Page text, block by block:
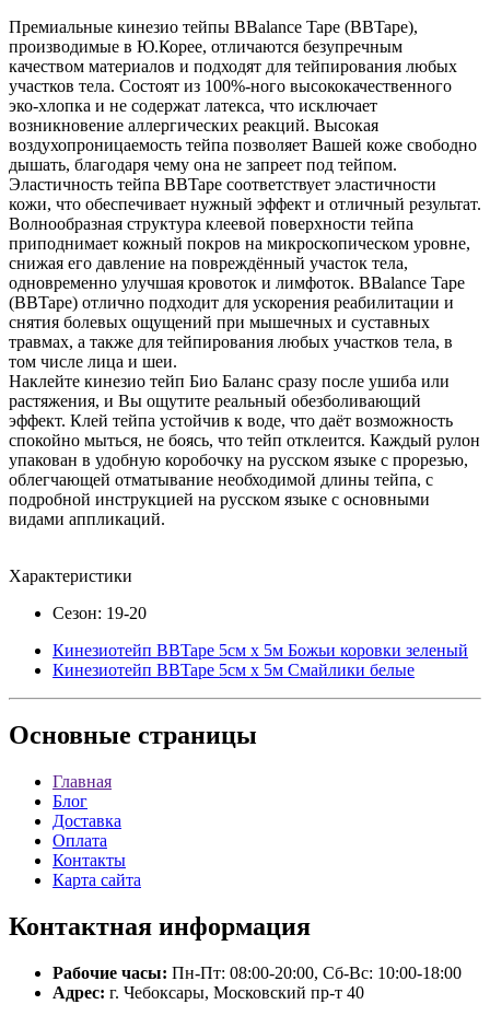
Премиальные кинезио тейпы BBalance Tape (BBTape),
производимые в Ю.Корее, отличаются безупречным
качеством материалов и подходят для тейпирования любых
участков тела. Состоят из 100%-ного высококачественного
эко-хлопка и не содержат латекса, что исключает
возникновение аллергических реакций. Высокая
воздухопроницаемость тейпа позволяет Вашей коже свободно
дышать, благодаря чему она не запреет под тейпом.
Эластичность тейпа BBTape соответствует эластичности
кожи, что обеспечивает нужный эффект и отличный результат.
Волнообразная структура клеевой поверхности тейпа
приподнимает кожный покров на микроскопическом уровне,
снижая его давление на повреждённый участок тела,
одновременно улучшая кровоток и лимфоток. BBalance Tape
(BBTape) отлично подходит для ускорения реабилитации и
снятия болевых ощущений при мышечных и суставных
травмах, а также для тейпирования любых участков тела, в
том числе лица и шеи.
Наклейте кинезио тейп Био Баланс сразу после ушиба или
растяжения, и Вы ощутите реальный обезболивающий
эффект. Клей тейпа устойчив к воде, что даёт возможность
спокойно мыться, не боясь, что тейп отклеится. Каждый рулон
упакован в удобную коробочку на русском языке с прорезью,
облегчающей отматывание необходимой длины тейпа, с
подробной инструкцией на русском языке с основными
видами аппликаций.
Характеристики
Сезон: 19-20
Кинезиотейп BBTape 5см x 5м Божьи коровки зеленый
Кинезиотейп BBTape 5см x 5м Смайлики белые
Основные страницы
Главная
Блог
Доставка
Оплата
Контакты
Карта сайта
Контактная информация
Рабочие часы: Пн-Пт: 08:00-20:00, Сб-Вс: 10:00-18:00
Адрес: г. Чебоксары, Московский пр-т 40